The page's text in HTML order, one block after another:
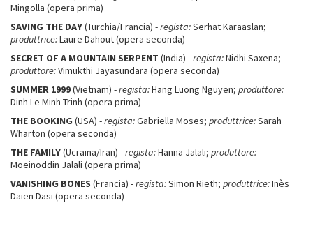
Mingolla (opera prima)
SAVING THE DAY(Turchia/Francia) -regista:Serhat Karaaslan;
produttrice:Laure Dahout (opera seconda)
SECRET OF A MOUNTAIN SERPENT (India) -regista:Nidhi Saxena;
produttore:Vimukthi Jayasundara (opera seconda)
SUMMER 1999(Vietnam) -regista:Hang Luong Nguyen; produttore:
Dinh Le Minh Trinh (opera prima)
THE BOOKING (USA) -regista:Gabriella Moses; produttrice:Sarah
Wharton (opera seconda)
THE FAMILY(Ucraina/Iran) -regista:Hanna Jalali; produttore:
Moeinoddin Jalali (opera prima)
VANISHING BONES (Francia) -regista:Simon Rieth; produttrice:Inès
Daïen Dasi (opera seconda)